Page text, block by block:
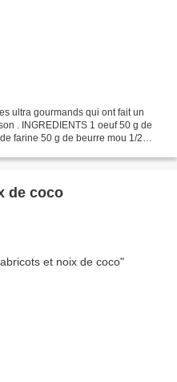
ultra gourmands qui ont fait un
. INGREDIENTS 1 oeuf 50 g de
farine 50 g de beurre mou 1/2
de coco